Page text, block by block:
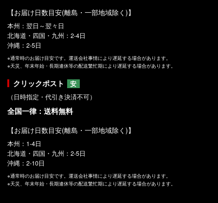
【お届け日数目安(離島・一部地域除く)】
本州：翌日～翌々日
北海道・四国・九州：2-4日
沖縄：2-5日
※通常時のお届け目安です。運送会社事情により遅延する場合があります。
※天災、年末年始・長期連休等の配送繁忙期により遅延する場合があります。
クリックポスト
安
（日時指定・代引き決済不可）
全国一律：送料無料
【お届け日数目安(離島・一部地域除く)】
本州：1-4日
北海道・四国・九州：2-5日
沖縄：2-10日
※通常時のお届け目安です。運送会社事情により遅延する場合があります。
※天災、年末年始・長期連休等の配送繁忙期により遅延する場合があります。